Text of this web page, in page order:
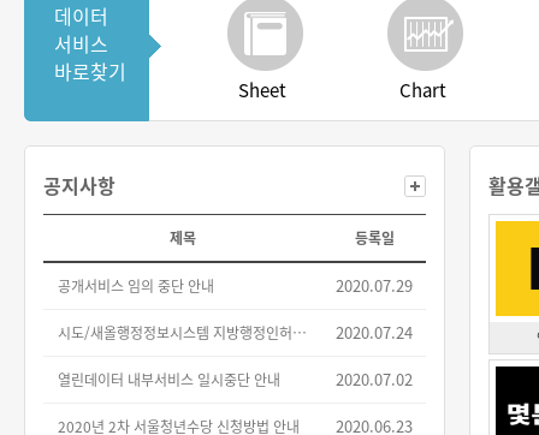
데이터
서비스
바로찾기
Sheet Chart
공지사항
제목 등록일
공개서비스 임의 중단 안내 2020.07.29
시도/새올행정정보시스템 지방행정인허가 데이터셋 대체 안내(2차) 2020.07.24
열린데이터 내부서비스 일시중단 안내 2020.07.02
2020년 2차 서울청년수당 신청방법 안내 2020.06.23
활용